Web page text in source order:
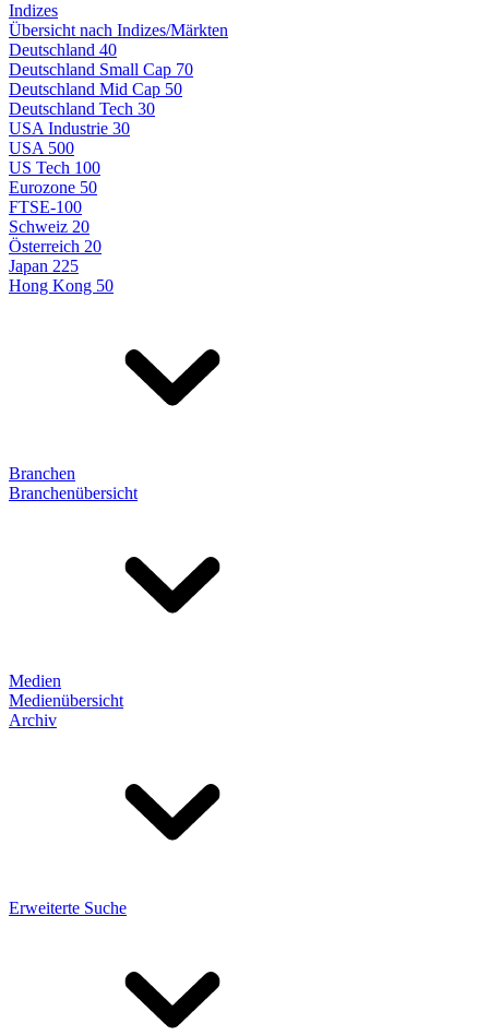
Indizes
Übersicht nach Indizes/Märkten
Deutschland 40
Deutschland Small Cap 70
Deutschland Mid Cap 50
Deutschland Tech 30
USA Industrie 30
USA 500
US Tech 100
Eurozone 50
FTSE-100
Schweiz 20
Österreich 20
Japan 225
Hong Kong 50
Branchen
Branchenübersicht
Medien
Medienübersicht
Archiv
Erweiterte Suche